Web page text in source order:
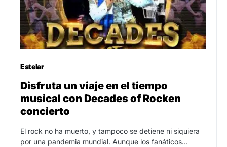
Estelar
Disfruta un viaje en el tiempo
musical con Decades of Rocken
concierto
El rock no ha muerto, y tampoco se detiene ni siquiera
por una pandemia mundial. Aunque los fanáticos…